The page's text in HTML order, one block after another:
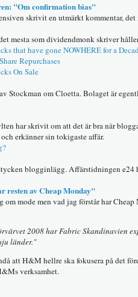
"Om confirmation bias"
skrivit en utmärkt kommentar,
mesta som dividendmonk skriver
that have gone NOWHERE for a
Repurchases
On Sale
Stockman om Cloetta. Bolaget är
har skrivit om att det är bra när
erkänner sin tokigaste affär.
blogginlägg. Affärstidningen
av Cheap Monday"
om mode men vad jag förstår har
2008 har Fabric Skandinavien
länder."
att H&M hellre ska fokusera på det
verksamhet.